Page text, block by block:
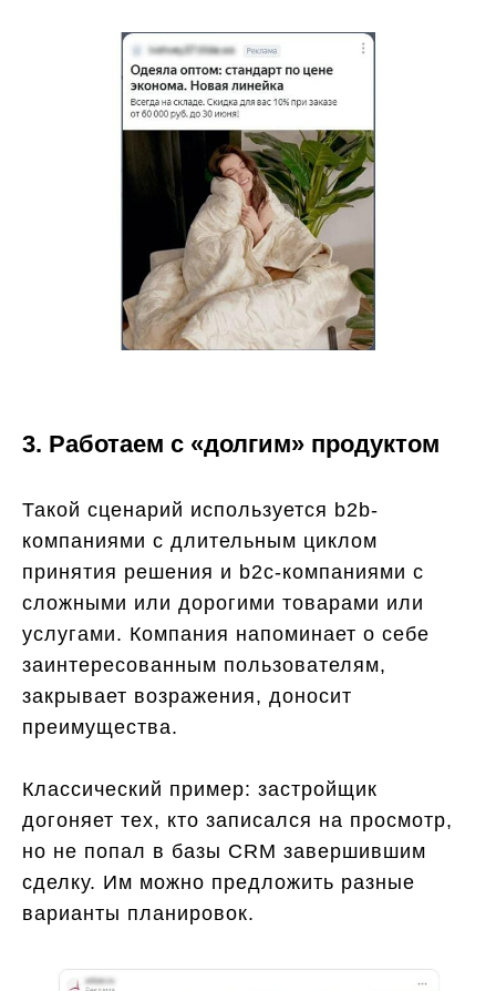
3. Работаем с «долгим» продуктом
Такой сценарий используется b2b-
компаниями с длительным циклом
принятия решения и b2c-компаниями с
сложными или дорогими товарами или
услугами. Компания напоминает о себе
заинтересованным пользователям,
закрывает возражения, доносит
преимущества.
Классический пример: застройщик
догоняет тех, кто записался на просмотр,
но не попал в базы CRM завершившим
сделку. Им можно предложить разные
варианты планировок.